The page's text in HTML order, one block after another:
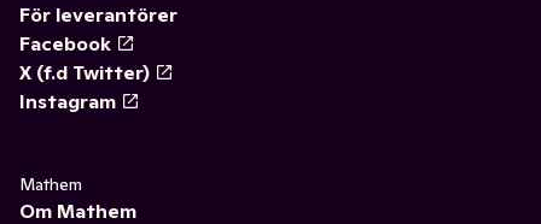
För leverantörer
Facebook
X (f.d Twitter)
Instagram
Mathem
Om Mathem